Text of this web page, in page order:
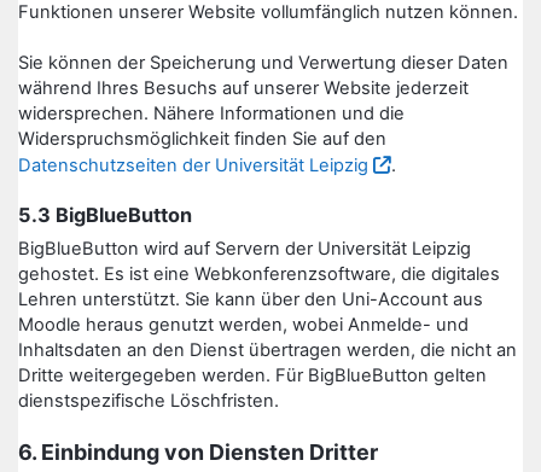
Funktionen unserer Website vollumfänglich nutzen können.
Sie können der Speicherung und Verwertung dieser Daten
während Ihres Besuchs auf unserer Website jederzeit
widersprechen. Nähere Informationen und die
Widerspruchsmöglichkeit finden Sie auf den
Datenschutzseiten der Universität Leipzig
.
5.3 BigBlueButton
BigBlueButton wird auf Servern der Universität Leipzig
gehostet. Es ist eine Webkonferenzsoftware, die digitales
Lehren unterstützt. Sie kann über den Uni-Account aus
Moodle heraus genutzt werden, wobei Anmelde- und
Inhaltsdaten an den Dienst übertragen werden, die nicht an
Dritte weitergegeben werden. Für BigBlueButton gelten
dienstspezifische Löschfristen.
6. Einbindung von Diensten Dritter